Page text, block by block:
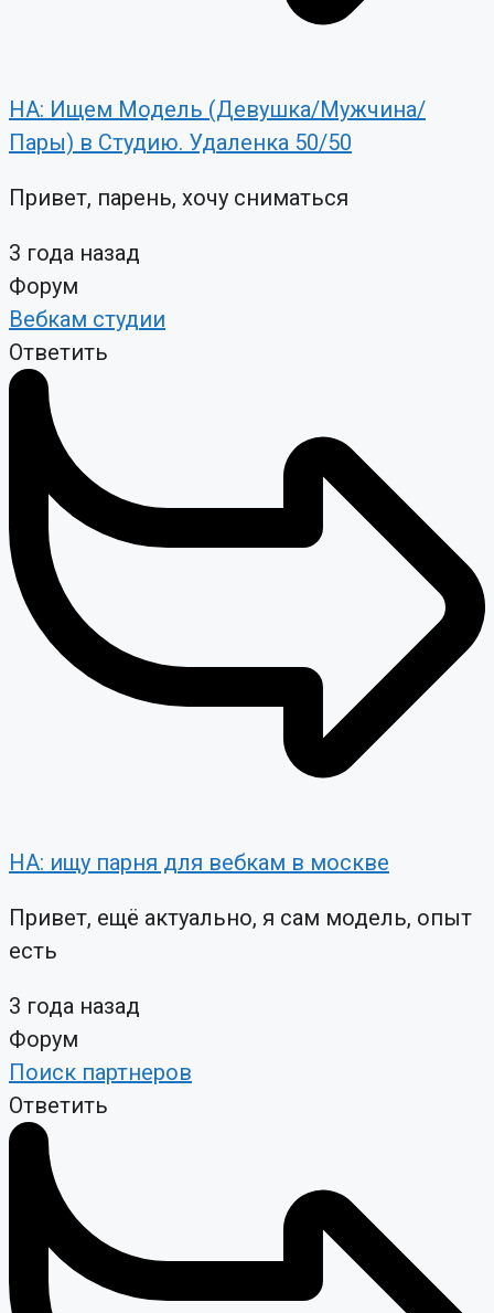
НА: Ищем Модель (Девушка/Мужчина/
Пары) в Студию. Удаленка 50/50
Привет, парень, хочу сниматься
3 года назад
Форум
Вебкам студии
Ответить
НА: ищу парня для вебкам в москве
Привет, ещё актуально, я сам модель, опыт
есть
3 года назад
Форум
Поиск партнеров
Ответить